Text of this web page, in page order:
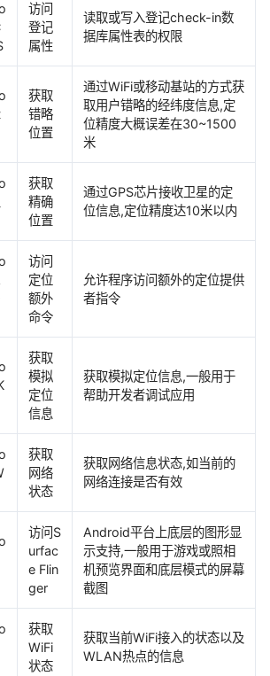
访问
登记
属性
读取或写入登记check-in数
据库属性表的权限
获取
错略
位置
通过WiFi或移动基站的方式获
取用户错略的经纬度信息,定
位精度大概误差在30~1500
米
获取
精确
位置
通过GPS芯片接收卫星的定
位信息,定位精度达10米以内
访问
定位
额外
命令
允许程序访问额外的定位提供
者指令
获取
模拟
定位
信息
获取模拟定位信息,一般用于
帮助开发者调试应用
获取
网络
状态
获取网络信息状态,如当前的
网络连接是否有效
访问S
urfac
e Flin
ger
Android平台上底层的图形显
示支持,一般用于游戏或照相
机预览界面和底层模式的屏幕
截图
获取
WiFi
状态
获取当前WiFi接入的状态以及
WLAN热点的信息